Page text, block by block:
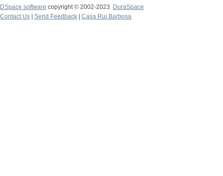
DSpace software copyright © 2002-2023
DuraSpace
Contact Us
Send Feedback Casa Rui Barbosa